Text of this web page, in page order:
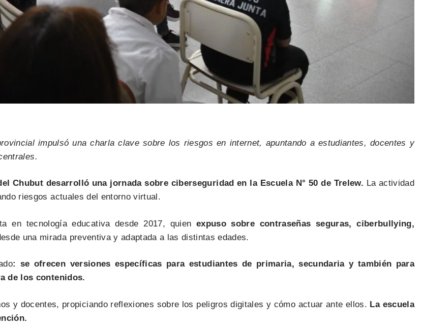
impulsó una charla clave sobre los riesgos en internet, apuntando a estudiantes, docentes y
Chubut desarrolló una jornada sobre ciberseguridad en la Escuela N° 50 de Trelew. La actividad
riesgos actuales del entorno virtual.
en tecnología educativa desde 2017, quien expuso sobre contraseñas seguras, ciberbullying,
una mirada preventiva y adaptada a las distintas edades.
: se ofrecen versiones específicas para estudiantes de primaria, secundaria y también para
de los contenidos.
y docentes, propiciando reflexiones sobre los peligros digitales y cómo actuar ante ellos. La escuela